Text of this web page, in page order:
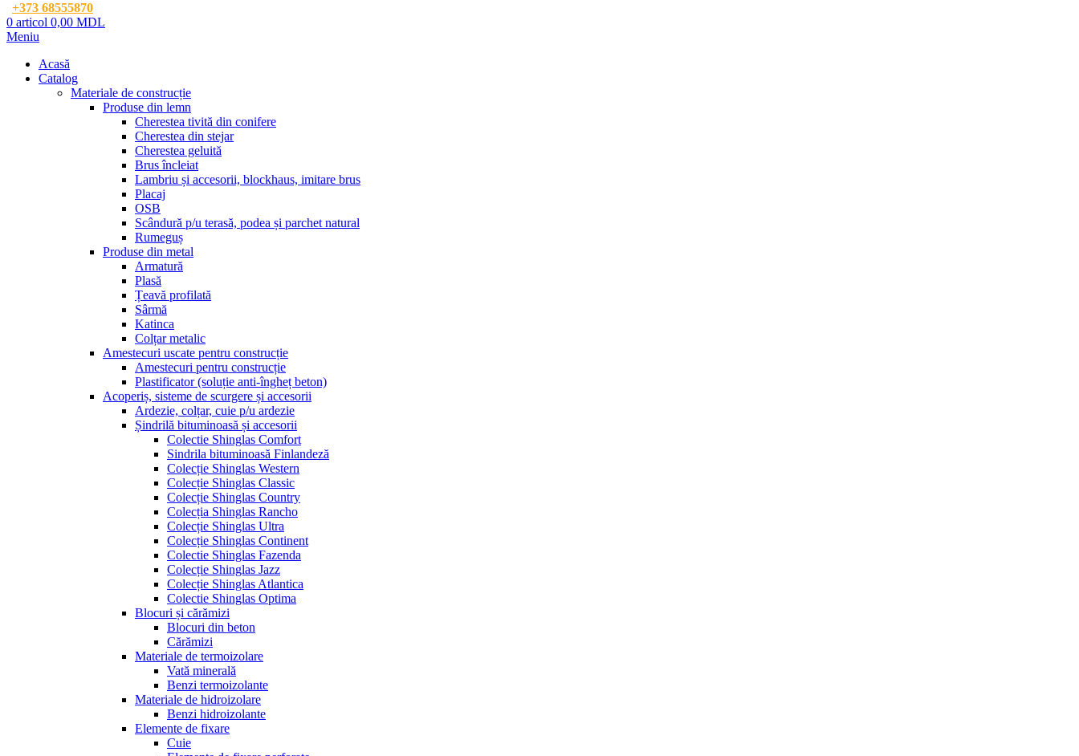
+373 68555870
0 articol 0,00 MDL
Meniu
Acasă
Catalog
Materiale de construcție
Produse din lemn
Cherestea tivită din conifere
Cherestea din stejar
Cherestea geluită
Brus încleiat
Lambriu și accesorii, blockhaus, imitare brus
Placaj
OSB
Scândură p/u terasă, podea și parchet natural
Rumeguș
Produse din metal
Armatură
Plasă
Țeavă profilată
Sârmă
Katinca
Colțar metalic
Amestecuri uscate pentru construcție
Amestecuri pentru construcție
Plastificator (soluție anti-îngheț beton)
Acoperiș, sisteme de scurgere și accesorii
Ardezie, colțar, cuie p/u ardezie
Șindrilă bituminoasă și accesorii
Colectie Shinglas Comfort
Sindrila bituminoasă Finlandeză
Colecție Shinglas Western
Colecție Shinglas Classic
Colecție Shinglas Country
Colecția Shinglas Rancho
Colecție Shinglas Ultra
Colecție Shinglas Continent
Colectie Shinglas Fazenda
Colecție Shinglas Jazz
Colecție Shinglas Atlantica
Colectie Shinglas Optima
Blocuri și cărămizi
Blocuri din beton
Cărămizi
Materiale de termoizolare
Vată minerală
Benzi termoizolante
Materiale de hidroizolare
Benzi hidroizolante
Elemente de fixare
Cuie